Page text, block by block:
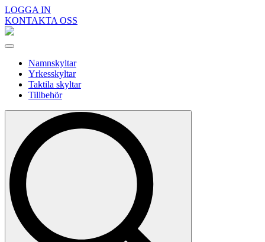
LOGGA IN
KONTAKTA OSS
Namnskyltar
Yrkesskyltar
Taktila skyltar
Tillbehör